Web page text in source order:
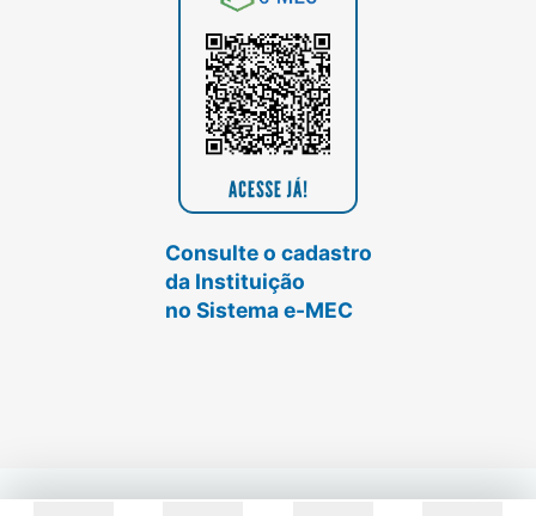
Consulte o cadastro
da Instituição
no Sistema e-MEC